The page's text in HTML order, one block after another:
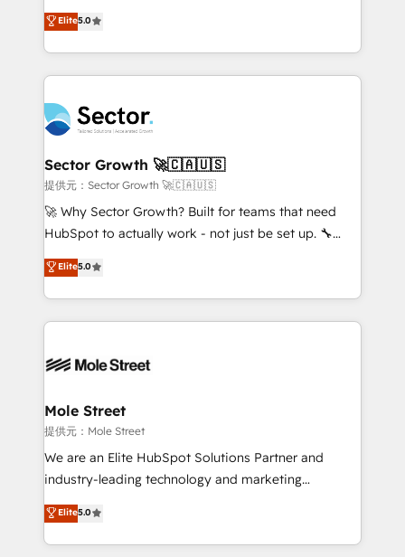
Oferecemos ainda agentes de IA especializados em
HubSpot que automatizam tarefas executam rotinas
empresas em 13 países utilizam a Nexforce. Somos
a maior parceira da HubSpot na América Latina e
líder no ranking global de sucesso do cliente da
HubSpot.
one of HubSpot's most experienced and technically
capable Agency Partners globally. We specialise in
complex CRM migrations, implementations,
integrations, custom CMS portal development,
businesses. Our teams are based in North America
and APAC. We are HubSpot's top-ranked Advanced
Implementation Certified Partner and we contribute
to their advisory council. We strive to do 'good work
with good people' and have worked with incredible
brands. You can see some of them on our website,
Elite5.0
Sector Growth 🚀🇨🇦🇺🇸
提供元：Sector Growth 🚀🇨🇦🇺🇸
🚀 Why Sector Growth? Built for teams that need
HubSpot to actually work - not just be set up. 🔧
HubSpot Experts: Onboarding, migrations,
automation, and training built for adoption. ⚡ Highly
Technical Execution: ERP, EMR and Custom
Integrations; complex builds delivered in weeks, not
workflows; automation agents; process optimization
Healthcare: HIPAA implementations; secure data
workflows 💼 Financial Services: compliant
workflows; audit-ready reporting ⚖️ Legal: client
intake; pipeline and document workflows 🛒 E-
revenue automation 🏢 Real Estate: deal pipelines;
portfolio and lifecycle management 🏭
Elite5.0
Mole Street
提供元：Mole Street
We are an Elite HubSpot Solutions Partner and
industry-leading technology and marketing
consultancy. Our focus is on enterprise and mid-
market B2B companies globally that want a strategic
approach to execute their goals through creative
Elite5.0